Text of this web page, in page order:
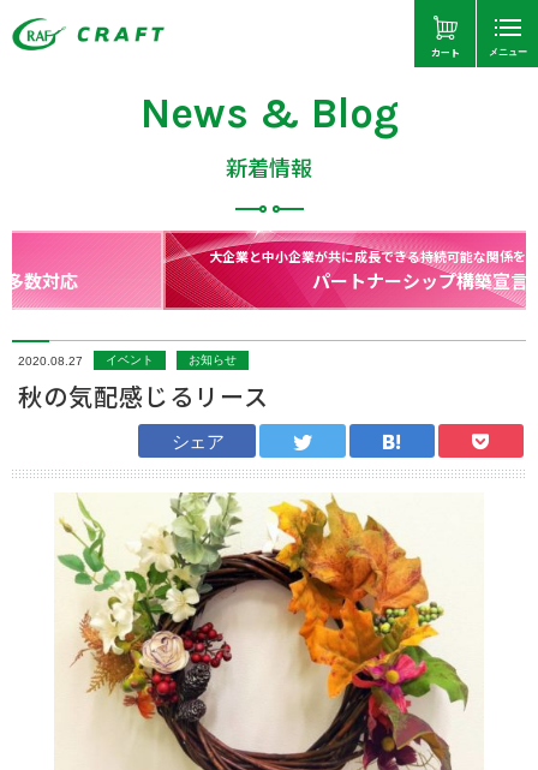
カート メニュー
News & Blog
新着情報
大企業と中小企業が共に成長できる持続可能な関係を構築するために！
パートナーシップ構築宣言
2020.08.27 イベント お知らせ
秋の気配感じるリース
シェア